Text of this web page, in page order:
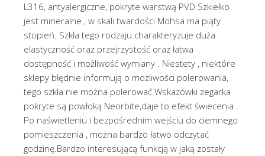
L316, antyalergiczne, pokryte warstwą PVD.Szkiełko
jest mineralne , w skali twardości Mohsa ma piąty
stopień. Szkła tego rodzaju charakteryzuje duża
elastyczność oraz przejrzystość oraz łatwa
dostępność i możliwość wymiany . Niestety , niektóre
sklepy błędnie informują o możliwości polerowania,
tego szkła nie można polerować.Wskazówki zegarka
pokryte są powłoką Neorbite,daje to efekt świecenia .
Po naświetleniu i bezpośrednim wejściu do ciemnego
pomieszczenia , można bardzo łatwo odczytać
godzinę.Bardzo interesującą funkcją w jaką zostały